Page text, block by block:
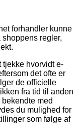
forhandler kunne
regler,
tjekke hvorvidt e-
det ofte er
de officielle
fra tid til anden
med
du mulighed for
som følge af